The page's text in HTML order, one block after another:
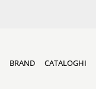
BRAND CATALOGHI